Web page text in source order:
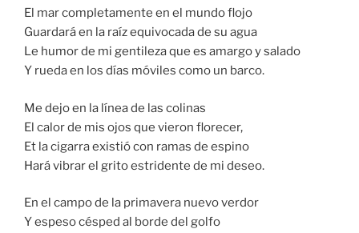
El mar completamente en el mundo flojo
Guardará en la raíz equivocada de su agua
Le humor de mi gentileza que es amargo y salado
Y rueda en los días móviles como un barco.
Me dejo en la línea de las colinas
El calor de mis ojos que vieron florecer,
Et la cigarra existió con ramas de espino
Hará vibrar el grito estridente de mi deseo.
En el campo de la primavera nuevo verdor
Y espeso césped al borde del golfo